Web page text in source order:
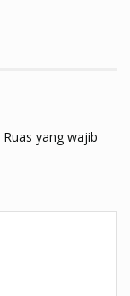
Ruas yang wajib